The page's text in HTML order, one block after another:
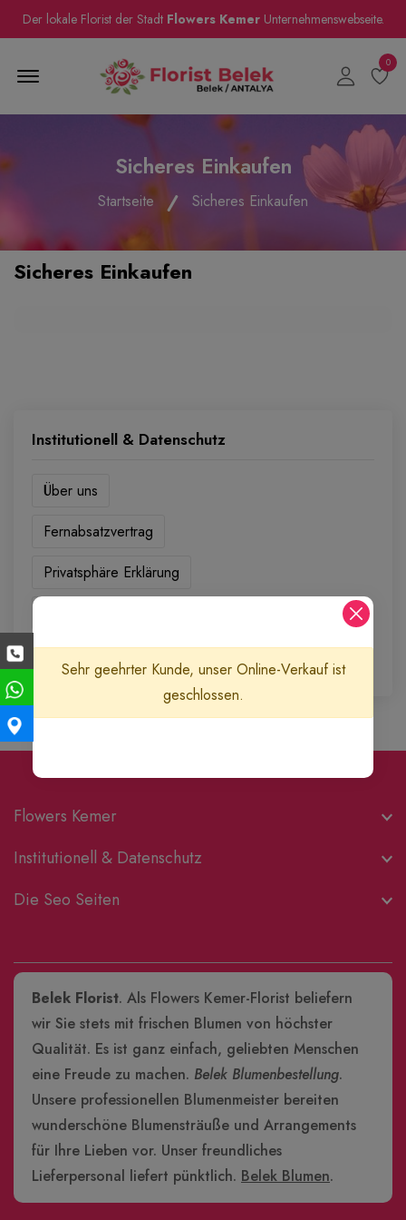
Der lokale Florist der Stadt Flowers KemerUnternehmenswebseite.
Menu Open 0
Sicheres Einkaufen
Startseite Sicheres Einkaufen
Sicheres Einkaufen
Institutionell & Datenschutz
Über uns
Fernabsatzvertrag
Privatsphäre Erklärung
Lieferbedingungen
Flowers Kemer
Institutionell & Datenschutz
Die Seo Seiten
Belek Florist. Als Flowers Kemer-Florist beliefern
wir Sie stets mit frischen Blumen von höchster
Qualität. Es ist ganz einfach, geliebten Menschen
eine Freude zu machen. Belek Blumenbestellung.
Unsere professionellen Blumenmeister bereiten
wunderschöne Blumensträuße und Arrangements
für Ihre Lieben vor. Unser freundliches
Lieferpersonal liefert pünktlich. Belek Blumen.
Sehr geehrter Kunde, unser Online-Verkauf ist
geschlossen.